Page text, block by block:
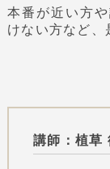
本番が近い方
けない方など、
講師：植草